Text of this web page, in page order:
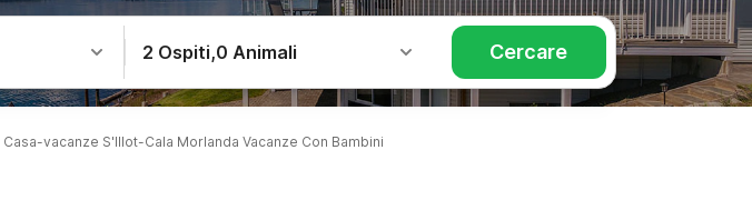
2 Ospiti,0 Animali Cercare
Casa-vacanze S'Illot-Cala Morlanda Vacanze Con Bambini